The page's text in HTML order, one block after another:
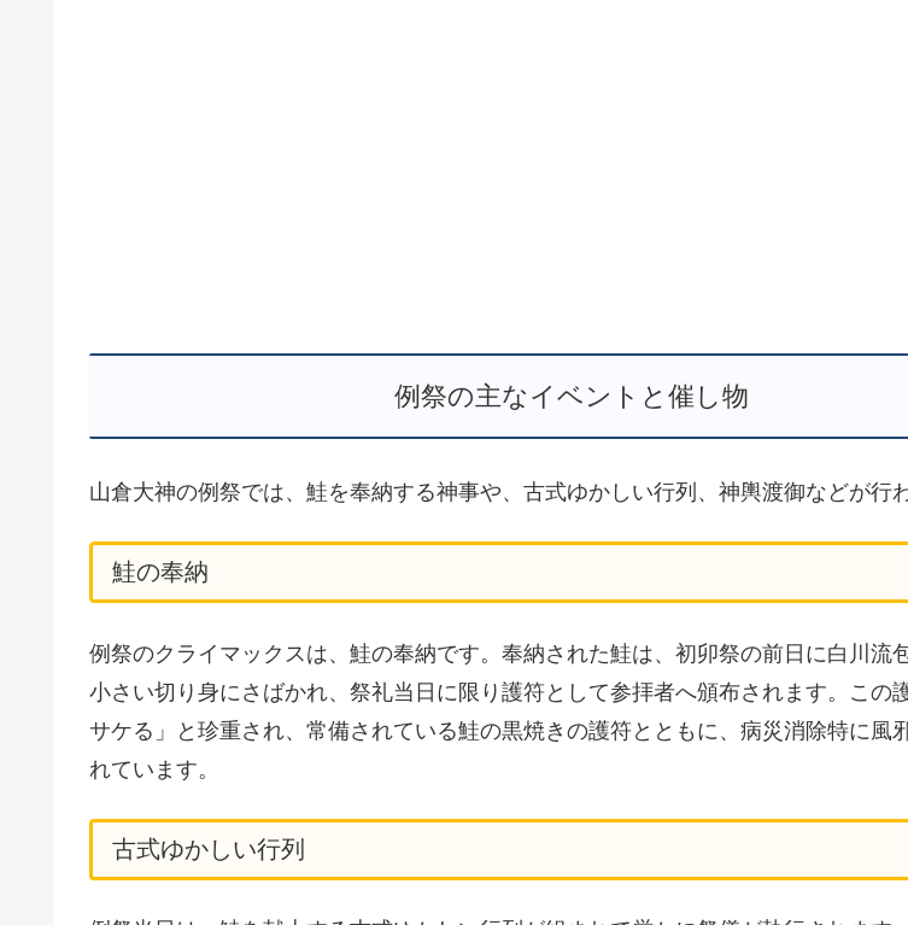
例祭の主なイベントと催し物
山倉大神の例祭では、鮭を奉納する神事や、古式ゆかしい行列、神輿渡御などが行
鮭の奉納
例祭のクライマックスは、鮭の奉納です。奉納された鮭は、初卯祭の前日に白川流
小さい切り身にさばかれ、祭礼当日に限り護符として参拝者へ頒布されます。この
サケる」と珍重され、常備されている鮭の黒焼きの護符とともに、病災消除特に風
れています。
古式ゆかしい行列